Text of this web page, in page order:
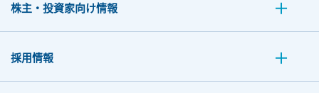
株主・投資家向け情報
採用情報